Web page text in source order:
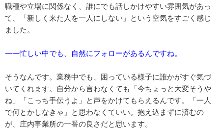
職種や立場に関係なく、誰にでも話しかけやすい雰囲気があっ
て、「新しく来た人を一人にしない」という空気をすごく感じ
ました。
――忙しい中でも、自然にフォローがあるんですね。
そうなんです。業務中でも、困っている様子に誰かがすぐ気づ
いてくれます。自分から言わなくても「今ちょっと大変そうや
ね」「こっち手伝うよ」と声をかけてもらえるんです。「一人
で何とかしなきゃ」と思わなくていい。抱え込まずに済むの
が、庄内事業所の一番の良さだと思います。